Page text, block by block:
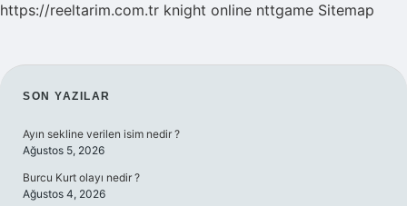
https://reeltarim.com.tr knight online nttgame Sitemap
SIDEBAR
SON YAZILAR
Ayın sekline verilen isim nedir ?
Ağustos 5, 2026
Burcu Kurt olayı nedir ?
Ağustos 4, 2026